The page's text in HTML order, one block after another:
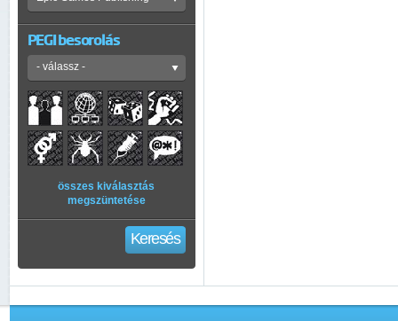
PEGI besorolás
összes kiválasztás
megszüntetése
Keresés